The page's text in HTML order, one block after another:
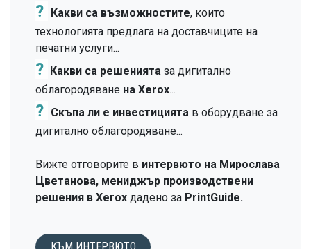
? Какви са възможностите, които
технологията предлага на доставчиците на
печатни услуги...
? Какви са решенията за дигитално
облагородяване на Xerox...
? Скъпа ли е инвестицията в оборудване за
дигитално облагородяване...
Вижте отговорите в интервюто на Мирослава
Цветанова, мениджър производствени
решения в Xerox дадено за PrintGuide.